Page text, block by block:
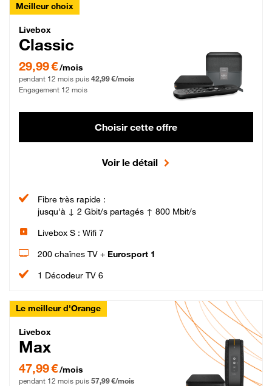
Meilleur choix
Livebox Classic Fibre
Livebox
Classic
29,99 € par mois pendant 12 mois puis 42,99 € par mois, Engagement 12 mois
29,99 €/mois
pendant 12 mois puis 42,99 €/mois
Engagement 12 mois
Choisir cette offre
Voir le détail
Fibre très rapide :
jusqu'à ↓ 2 Gbit/s partagés ↑ 800 Mbit/s
Livebox S : Wifi 7
200 chaînes TV + Eurosport 1
1 Décodeur TV 6
Le meilleur d'Orange
Livebox Max Fibre
Livebox
Max
47,99 € par mois pendant 12 mois puis 57,99 € par mois, Engagement 12 mois
47,99 €/mois
pendant 12 mois puis 57,99 €/mois